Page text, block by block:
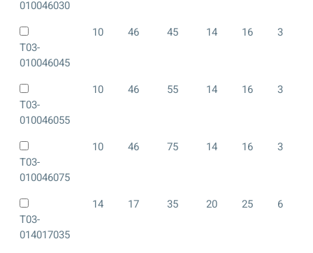
010046030
T03-
010046045
10 46 45 14 16 3
T03-
010046055
10 46 55 14 16 3
T03-
010046075
10 46 75 14 16 3
T03-
014017035
14 17 35 20 25 6